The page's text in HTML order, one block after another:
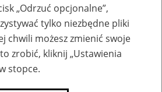
„Odrzuć opcjonalne”,
tylko niezbędne pliki
chwili możesz zmienić swoje
zrobić, kliknij „Ustawienia
stopce.